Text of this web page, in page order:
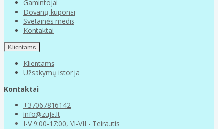
Gamintojai
Dovanų kuponai
Svetainės medis
Kontaktai
Klientams
Klientams
Užsakymų istorija
Kontaktai
+37067816142
info@zuja.lt
I-V 9:00-17:00, VI-VII - Teirautis